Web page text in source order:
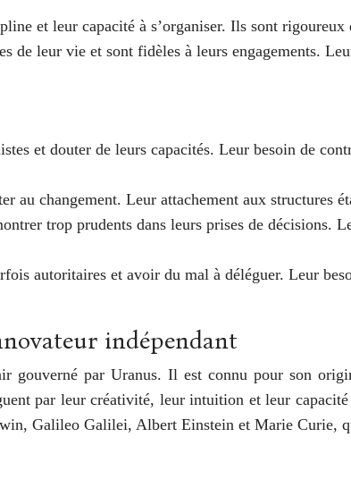
et leur capacité à s’organiser. Ils sont
de leur vie et sont fidèles à leurs engagements.
et douter de leurs capacités. Leur besoin de
au changement. Leur attachement aux structures
trop prudents dans leurs prises de décisions.
autoritaires et avoir du mal à déléguer. Leur
indépendant
gouverné par Uranus. Il est connu pour son
par leur créativité, leur intuition et leur
Galileo Galilei, Albert Einstein et Marie Curie,